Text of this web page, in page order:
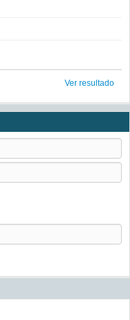
Ver resultado